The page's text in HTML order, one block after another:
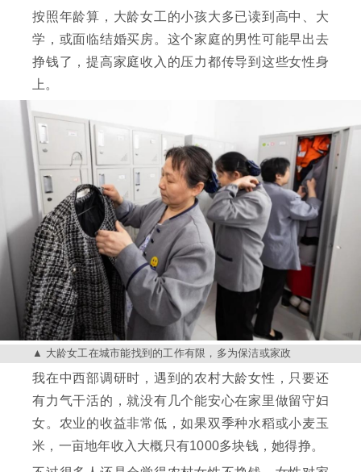
按照年龄算，大龄女工的小孩大多已读到高中、大
学，或面临结婚买房。这个家庭的男性可能早出去
挣钱了，提高家庭收入的压力都传导到这些女性身
上。
大龄女工在城市能找到的工作有限，多为保洁或家政
我在中西部调研时，遇到的农村大龄女性，只要还
有力气干活的，就没有几个能安心在家里做留守妇
女。农业的收益非常低，如果双季种水稻或小麦玉
米，一亩地年收入大概只有1000多块钱，她得挣。